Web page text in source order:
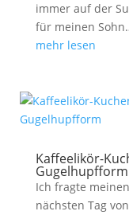
immer auf der
für meinen
mehr lesen
Kaffeelikör-
Gugelhupfform
Ich fragte
nächsten Tag